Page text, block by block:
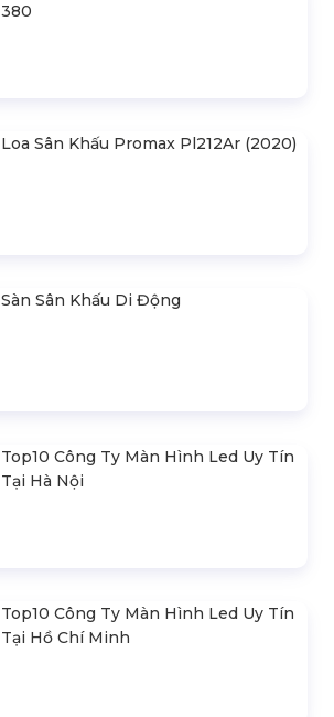
380
Loa Sân Khấu Promax Pl212Ar (2020)
Sàn Sân Khấu Di Động
Top10 Công Ty Màn Hình Led Uy Tín
Tại Hà Nội
Top10 Công Ty Màn Hình Led Uy Tín
Tại Hồ Chí Minh